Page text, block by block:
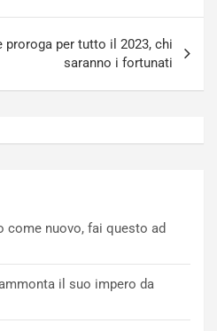
proroga per tutto il 2023, chi
saranno i fortunati
nuovo, fai questo ad
il suo impero da